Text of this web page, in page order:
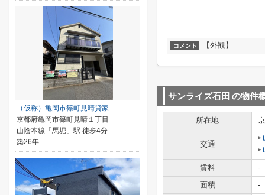
コメント 【外観】
サンライズ石田 の物件
所在地
交通
賃料
-
面積
-
（仮称）亀岡市篠町見晴貸家
京都府亀岡市篠町見晴１丁目
山陰本線「馬堀」駅 徒歩4分
築26年